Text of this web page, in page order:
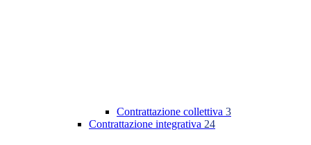
Contrattazione collettiva 3
Contrattazione integrativa 24